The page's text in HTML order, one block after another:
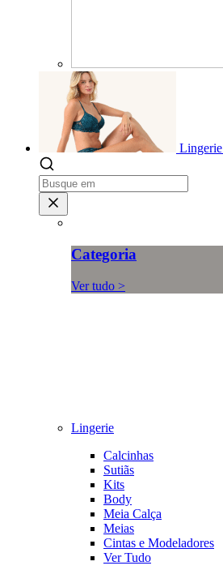
Lingerie
Categoria
Ver tudo >
Lingerie
Calcinhas
Sutiãs
Kits
Body
Meia Calça
Meias
Cintas e Modeladores
Ver Tudo